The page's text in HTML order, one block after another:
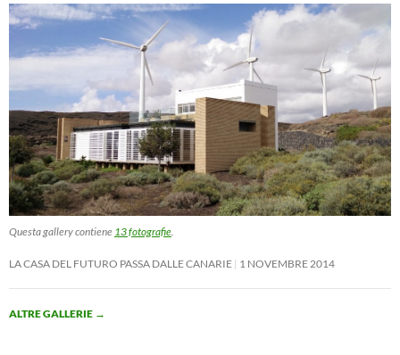
Questa gallery contiene 13 fotografie.
LA CASA DEL FUTURO PASSA DALLE CANARIE 1 NOVEMBRE 2014
ALTRE GALLERIE →